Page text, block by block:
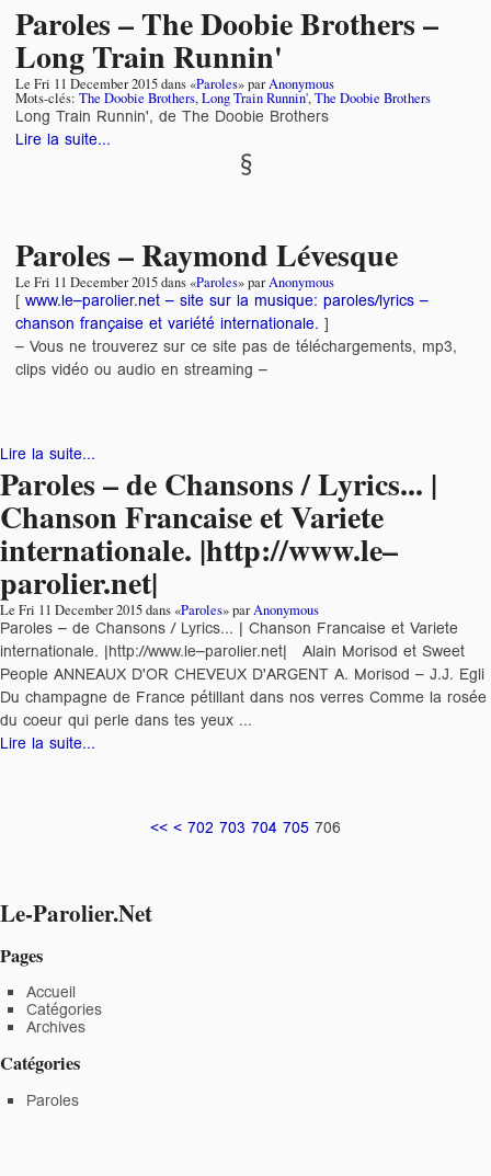
Paroles – The Doobie Brothers –
Long Train Runnin'
Le Fri 11 December 2015dans «Paroles» parAnonymous
Mots-clés: The Doobie Brothers,Long Train Runnin',The Doobie Brothers
Long Train Runnin', de The Doobie Brothers
Lire la suite...
Paroles – Raymond Lévesque
Le Fri 11 December 2015dans «Paroles» parAnonymous
[ www.le–parolier.net – site sur la musique: paroles/lyrics –
chanson française et variété internationale. ]
– Vous ne trouverez sur ce site pas de téléchargements, mp3,
clips vidéo ou audio en streaming –
Lire la suite...
Paroles – de Chansons / Lyrics... |
Chanson Francaise et Variete
internationale. |http://www.le–
parolier.net|
Le Fri 11 December 2015dans «Paroles» parAnonymous
Paroles – de Chansons / Lyrics... | Chanson Francaise et Variete
internationale. |http://www.le–parolier.net| Alain Morisod et Sweet
People ANNEAUX D'OR CHEVEUX D'ARGENT A. Morisod – J.J. Egli
Du champagne de France pétillant dans nos verres Comme la rosée
du coeur qui perle dans tes yeux ...
Lire la suite...
<< < 702 703 704 705 706
Le-Parolier.Net
Pages
Accueil
Catégories
Archives
Catégories
Paroles